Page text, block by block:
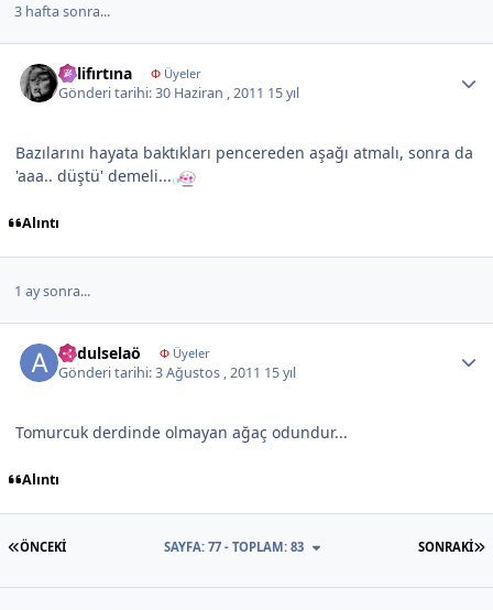
3 hafta sonra...
delifırtına ΦÜyeler
Gönderi tarihi:30 Haziran , 2011 15 yıl
Bazılarını hayata baktıkları pencereden aşağı atmalı, sonra da
'aaa.. düştü' demeli...
Alıntı
1 ay sonra...
abdulselaö ΦÜyeler
Gönderi tarihi:3 Ağustos , 2011 15 yıl
Tomurcuk derdinde olmayan ağaç odundur...
Alıntı
İLK SAYFA
ÖNCEKI SONRAKI
SAYFA: 77 - TOPLAM: 83